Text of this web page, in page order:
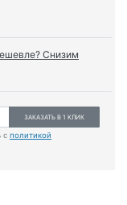
Снизим
ЗАКАЗАТЬ В 1 КЛИК
с политикой